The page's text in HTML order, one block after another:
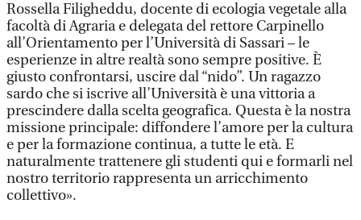
Rossella Filigheddu, docente di ecologia vegetale alla
facoltà di Agraria e delegata del rettore Carpinello
all’Orientamento per l’Università di Sassari – le
esperienze in altre realtà sono sempre positive. È
giusto confrontarsi, uscire dal “nido”. Un ragazzo
sardo che si iscrive all’Università è una vittoria a
prescindere dalla scelta geografica. Questa è la nostra
missione principale: diffondere l’amore per la cultura
e per la formazione continua, a tutte le età. E
naturalmente trattenere gli studenti qui e formarli nel
nostro territorio rappresenta un arricchimento
collettivo».